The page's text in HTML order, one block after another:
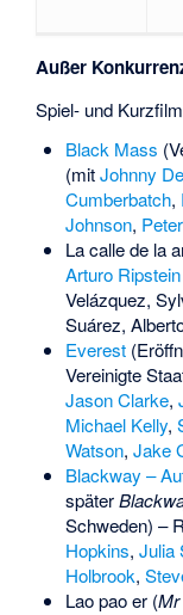
Außer
Spiel- und
Black Mass
(mitJohnny
Cumberbatch,
Johnson,
La calle de la
Arturo Ripstein
Velázquez,
Suárez,
Everest
Vereinigte
Jason Clarke,
Michael Kelly,
Watson, Jake
Blackway –
später
Schweden) –
Hopkins, Julia
Holbrook,
Lao pao er (